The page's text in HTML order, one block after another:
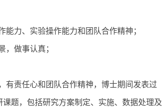
力、实验操作能力和团队合作精神；
， 做事认真 ；
有责任心和团队合作精神，博士期间发表过
题，包括研究方案制定、实施、数据处理及